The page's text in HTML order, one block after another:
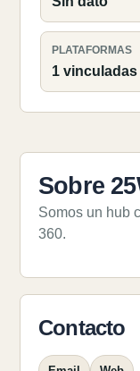
PLATAFORMAS
1 vinculadas
Sobre
Somos un hub
360.
Contacto